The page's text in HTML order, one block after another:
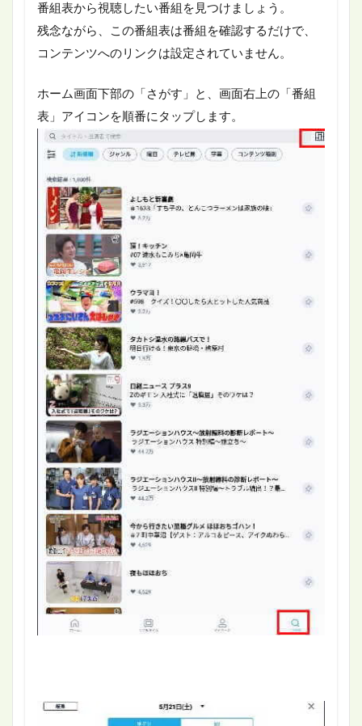
番組表から視聴したい番組を見つけましょう。
残念ながら、この番組表は番組を確認するだけで、
コンテンツへのリンクは設定されていません。
ホーム画面下部の「さがす」と、画面右上の「番組
表」アイコンを順番にタップします。